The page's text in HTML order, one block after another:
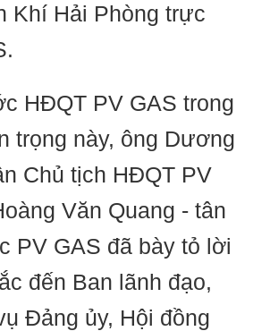
Khí Hải Phòng trực
HĐQT PV GAS trong
trọng này, ông Dương
Chủ tịch HĐQT PV
Văn Quang - tân
PV GAS đã bày tỏ lời
đến Ban lãnh đạo,
Đảng ủy, Hội đồng